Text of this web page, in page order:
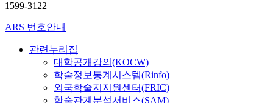
1599-3122
ARS 번호안내
관련누리집
대학공개강의(KOCW)
학술정보통계시스템(Rinfo)
외국학술지지원센터(FRIC)
학술관계분석서비스(SAM)